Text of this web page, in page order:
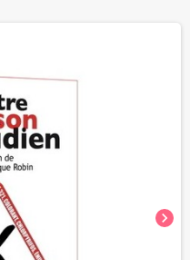
chevron_right